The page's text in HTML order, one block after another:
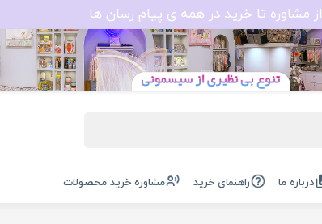
از مشاوره تا خرید در همه ی پیام رسان ها
درباره ما راهنمای خرید مشاوره خرید محصولات